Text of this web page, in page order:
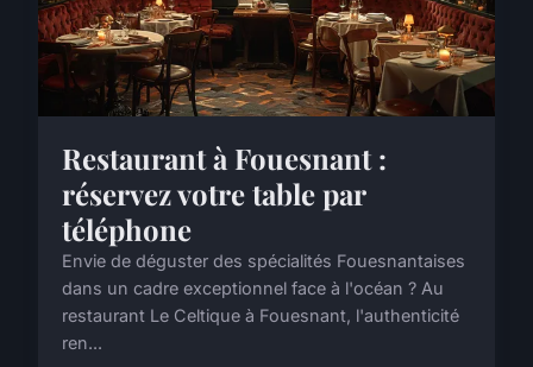
Restaurant à Fouesnant :
réservez votre table par
téléphone
Envie de déguster des spécialités Fouesnantaises
dans un cadre exceptionnel face à l'océan ? Au
restaurant Le Celtique à Fouesnant, l'authenticité
ren...